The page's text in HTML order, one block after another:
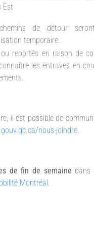
Est
de détour
temporaire.
reportés en raison de
les entraves en
il est possible de
nous-joindre.
de fin de semaine dans
Montréal.